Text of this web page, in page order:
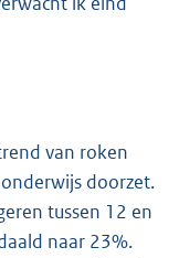
van roken
doorzet.
tussen 12 en
naar 23%.